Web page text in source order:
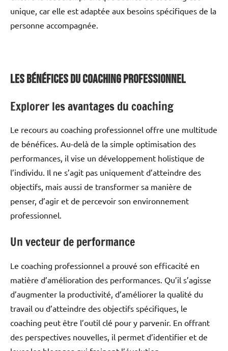
unique, car elle est adaptée aux besoins spécifiques de la
personne accompagnée.
Les Bénéfices du Coaching Professionnel
Explorer les avantages du coaching
Le recours au coaching professionnel offre une multitude
de bénéfices. Au-delà de la simple optimisation des
performances, il vise un développement holistique de
l’individu. Il ne s’agit pas uniquement d’atteindre des
objectifs, mais aussi de transformer sa manière de
penser, d’agir et de percevoir son environnement
professionnel.
Un vecteur de performance
Le coaching professionnel a prouvé son efficacité en
matière d’amélioration des performances. Qu’il s’agisse
d’augmenter la productivité, d’améliorer la qualité du
travail ou d’atteindre des objectifs spécifiques, le
coaching peut être l’outil clé pour y parvenir. En offrant
des perspectives nouvelles, il permet d’identifier et de